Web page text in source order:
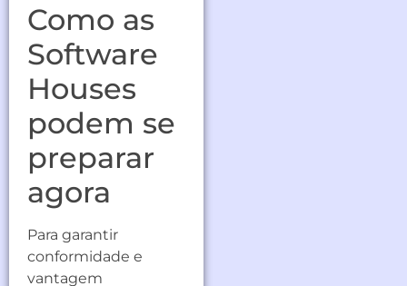
Como as
Software
Houses
podem se
preparar
agora
Para garantir
conformidade e
vantagem